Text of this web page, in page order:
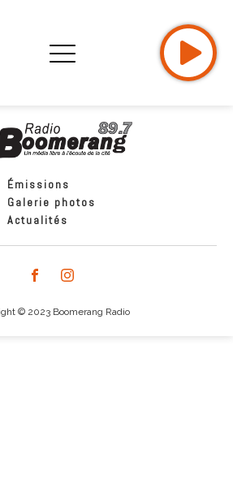
Émissions
Galerie photos
Actualités
© 2023 Boomerang Radio